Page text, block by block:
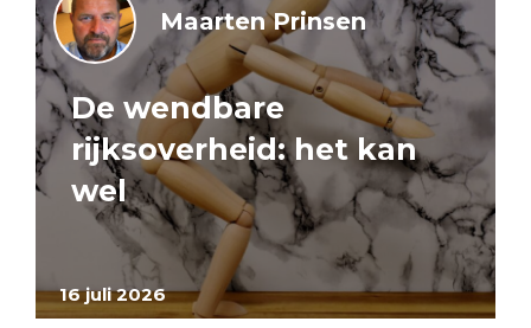
16 juli 2026
Maarten Prinsen
De wendbare
rijksoverheid: het kan
wel